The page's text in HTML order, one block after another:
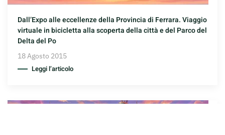
Dall’Expo alle eccellenze della Provincia di Ferrara. Viaggio
virtuale in bicicletta alla scoperta della città e del Parco del
Delta del Po
18 Agosto 2015
Leggi l’articolo